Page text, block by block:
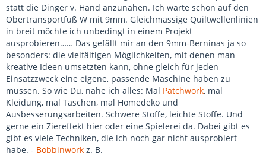
statt die Dinger v. Hand anzunähen. Ich warte schon auf den
Obertransportfuß W mit 9mm. Gleichmässige Quiltwellenlinien
in breit möchte ich unbedingt in einem Projekt
ausprobieren…… Das gefällt mir an den 9mm-Berninas ja so
besonders: die vielfältigen Möglichkeiten, mit denen man
kreative Ideen umsetzten kann, ohne gleich für jeden
Einsatzzweck eine eigene, passende Maschine haben zu
müssen. So wie Du, nähe ich alles: Mal Patchwork, mal
Kleidung, mal Taschen, mal Homedeko und
Ausbesserungsarbeiten. Schwere Stoffe, leichte Stoffe. Und
gerne ein Ziereffekt hier oder eine Spielerei da. Dabei gibt es
gibt es viele Techniken, die ich noch gar nicht ausprobiert
habe. - Bobbinwork z. B.